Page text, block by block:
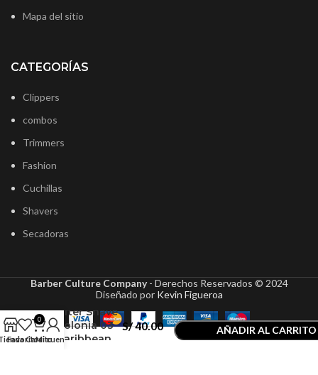
Mapa del sitio
CATEGORÍAS
Clippers
combos
Trimmers
Fashion
Cuchillas
Shavers
Secadoras
Barber Culture Company- Derechos Reservados © 2024
Diseñado por Kevin Figueroa
NishMan
After Shave
Colonia 03
Caribbean
S/40.00
AÑADIR AL CARRITO
Favoritos
0
Carrito
Mi cuenta